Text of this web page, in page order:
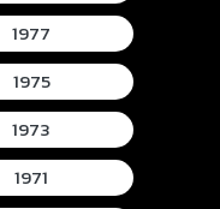
1977
1975
1973
1971